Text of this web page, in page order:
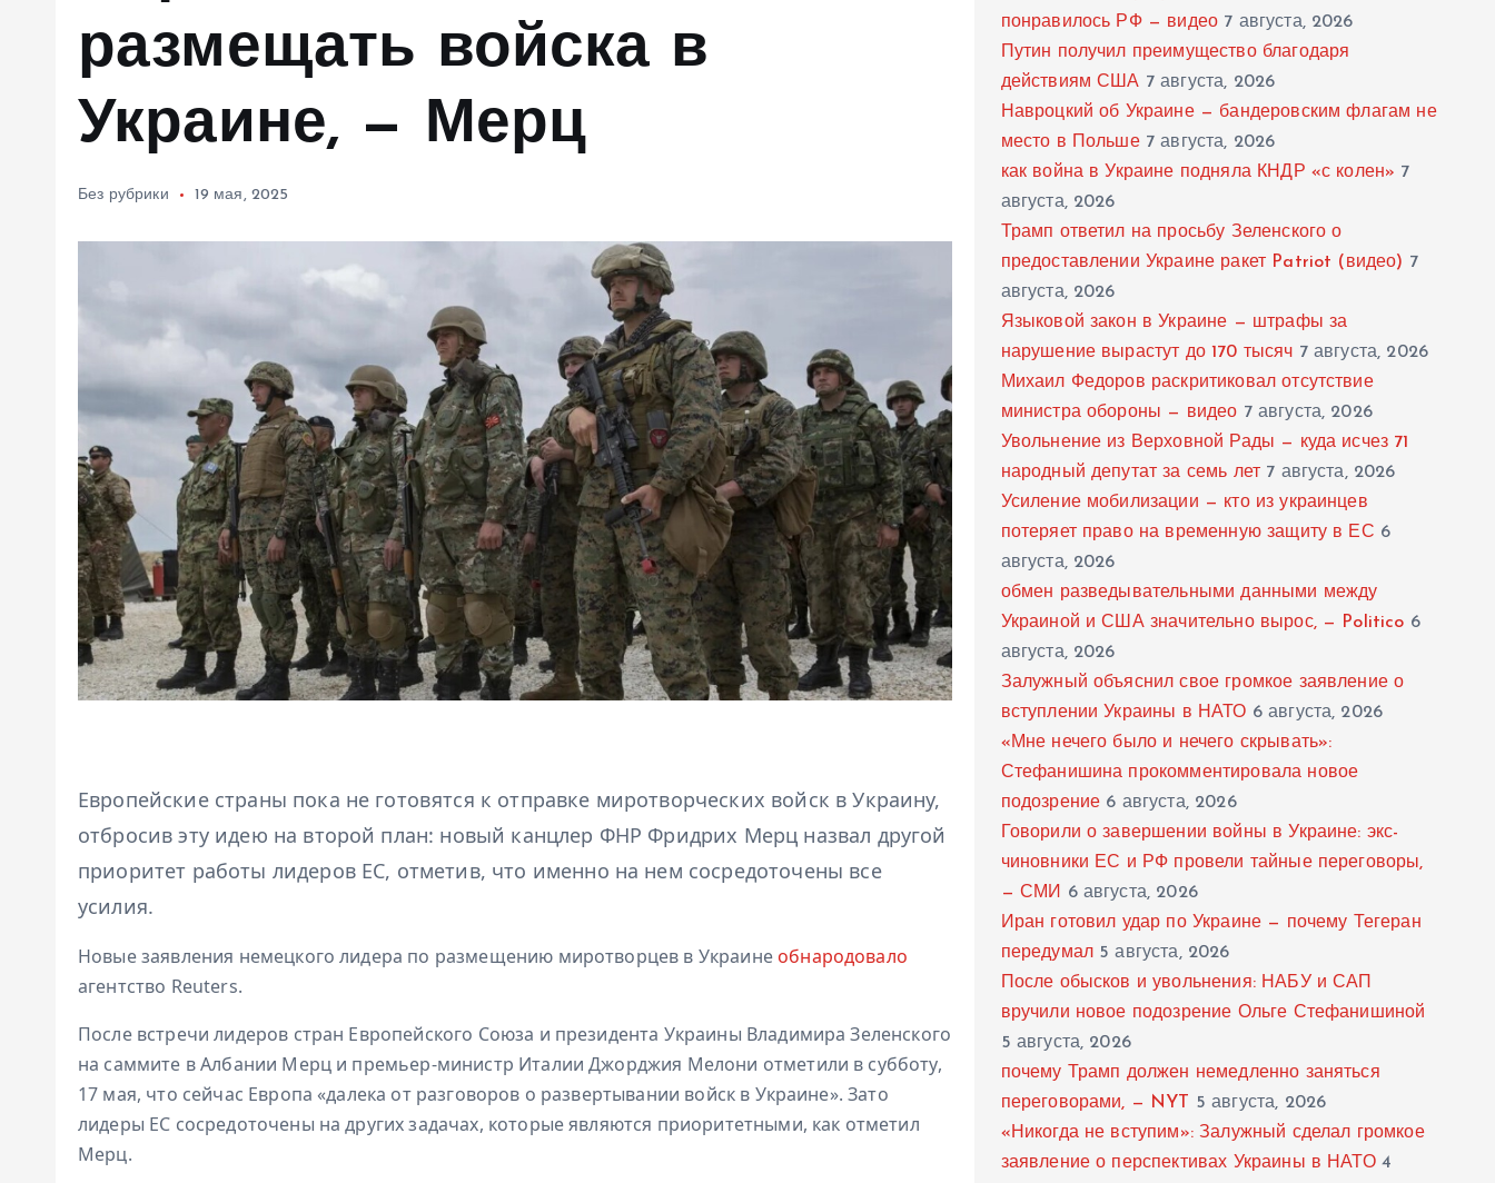
размещать войска в
Украине, — Мерц
Без рубрики 19 мая, 2025
Европейские страны пока не готовятся к отправке миротворческих войск в Украину,
отбросив эту идею на второй план: новый канцлер ФНР Фридрих Мерц назвал другой
приоритет работы лидеров ЕС, отметив, что именно на нем сосредоточены все
усилия.
Новые заявления немецкого лидера по размещению миротворцев в Украине обнародовало
агентство Reuters.
После встречи лидеров стран Европейского Союза и президента Украины Владимира Зеленского
на саммите в Албании Мерц и премьер-министр Италии Джорджия Мелони отметили в субботу,
17 мая, что сейчас Европа «далека от разговоров о развертывании войск в Украине». Зато
лидеры ЕС сосредоточены на других задачах, которые являются приоритетными, как отметил
Мерц.
понравилось РФ — видео 7 августа, 2026
Путин получил преимущество благодаря
действиям США 7 августа, 2026
Навроцкий об Украине — бандеровским флагам не
место в Польше 7 августа, 2026
как война в Украине подняла КНДР «с колен» 7
августа, 2026
Трамп ответил на просьбу Зеленского о
предоставлении Украине ракет Patriot (видео) 7
августа, 2026
Языковой закон в Украине — штрафы за
нарушение вырастут до 170 тысяч 7 августа, 2026
Михаил Федоров раскритиковал отсутствие
министра обороны — видео 7 августа, 2026
Увольнение из Верховной Рады — куда исчез 71
народный депутат за семь лет 7 августа, 2026
Усиление мобилизации — кто из украинцев
потеряет право на временную защиту в ЕС 6
августа, 2026
обмен разведывательными данными между
Украиной и США значительно вырос, — Politico 6
августа, 2026
Залужный объяснил свое громкое заявление о
вступлении Украины в НАТО 6 августа, 2026
«Мне нечего было и нечего скрывать»:
Стефанишина прокомментировала новое
подозрение 6 августа, 2026
Говорили о завершении войны в Украине: экс-
чиновники ЕС и РФ провели тайные переговоры,
— СМИ 6 августа, 2026
Иран готовил удар по Украине — почему Тегеран
передумал 5 августа, 2026
После обысков и увольнения: НАБУ и САП
вручили новое подозрение Ольге Стефанишиной
5 августа, 2026
почему Трамп должен немедленно заняться
переговорами, — NYT
5 августа, 2026
«Никогда не вступим»: Залужный сделал громкое
заявление о перспективах Украины в НАТО 4